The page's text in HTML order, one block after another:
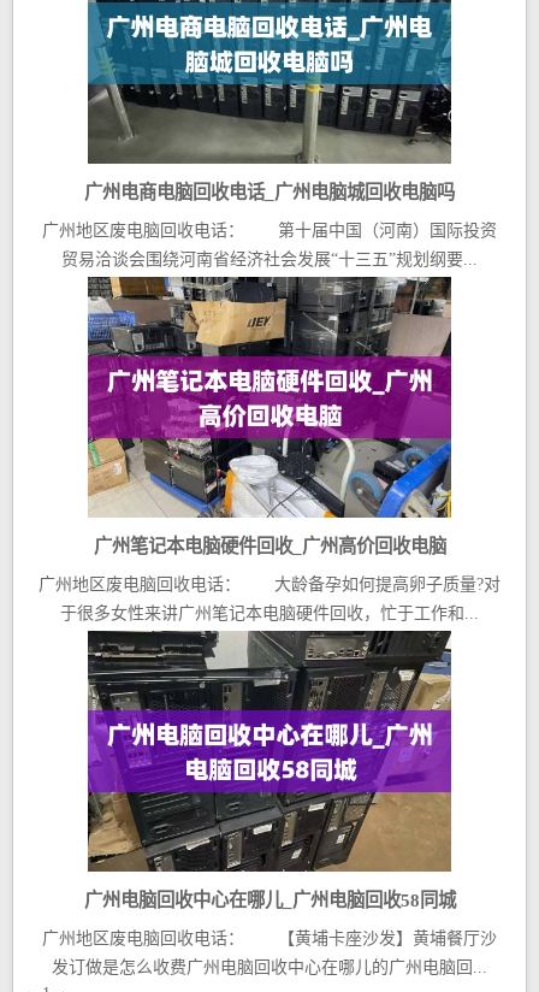
广州电商电脑回收电话_广州电脑城回收电脑吗
广州地区废电脑回收电话： 第十届中国（河南）国际投资
贸易洽谈会围绕河南省经济社会发展“十三五”规划纲要...
广州笔记本电脑硬件回收_广州高价回收电脑
广州地区废电脑回收电话： 大龄备孕如何提高卵子质量?对
于很多女性来讲广州笔记本电脑硬件回收，忙于工作和...
广州电脑回收中心在哪儿_广州电脑回收58同城
广州地区废电脑回收电话： 【黄埔卡座沙发】黄埔餐厅沙
发订做是怎么收费广州电脑回收中心在哪儿的广州电脑回...